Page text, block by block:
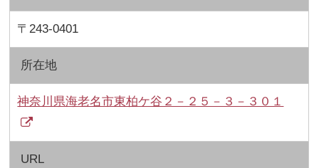
〒243-0401
所在地
神奈川県海老名市東柏ケ谷２－２５－３－３０１
URL